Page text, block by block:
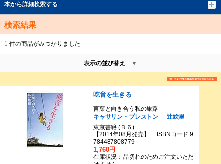
本から詳細検索する
検索結果
1 件の商品がみつかりました
表示の並び替え
吃音を生きる
言葉と向き合う私の旅路
キャサリン・プレストン
辻絵里
東京書籍 (Ｂ６)
【2014年08月発売】 ISBNコード 9
784487808779
1,760円
在庫状況：品切れのためご注文いただ